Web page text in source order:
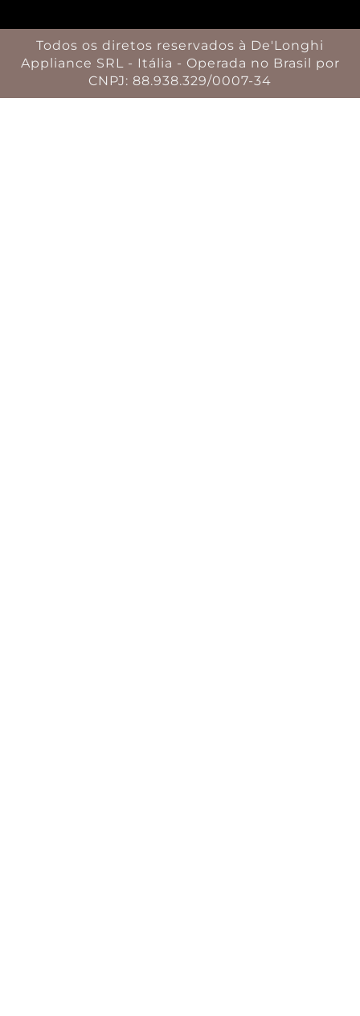
Todos os diretos reservados à De'Longhi
Appliance SRL - Itália - Operada no Brasil por
CNPJ: 88.938.329/0007-34